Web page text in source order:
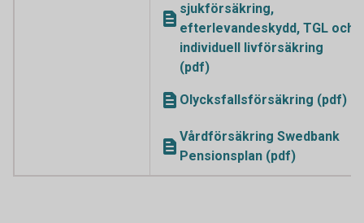
sjukförsäkring,
efterlevandeskydd, TGL och
individuell livförsäkring
(pdf)
Olycksfallsförsäkring (pdf)
Vårdförsäkring Swedbank
Pensionsplan (pdf)